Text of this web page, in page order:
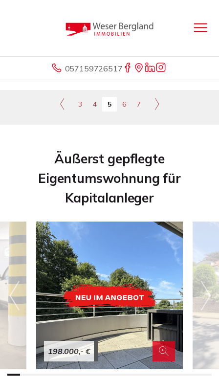
057159726517
3 4 5 6 7
Äußerst gepflegte
Eigentumswohnung für
Kapitalanleger
198.000,- €